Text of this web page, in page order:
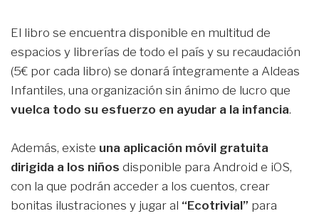
El libro se encuentra disponible en multitud de
espacios y librerías de todo el país y su recaudación
(5€ por cada libro) se donará íntegramente a Aldeas
Infantiles, una organización sin ánimo de lucro que
vuelca todo su esfuerzo en ayudar a la infancia.
Además, existe una aplicación móvil gratuita
dirigida a los niños disponible para Android e iOS,
con la que podrán acceder a los cuentos, crear
bonitas ilustraciones y jugar al “Ecotrivial” para